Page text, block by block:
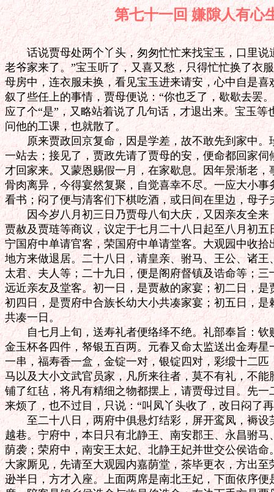
第七十一回 嫌隙人
话说贾母处两个丫头，匆匆忙忙来找宝玉，口里说
老爷家来了。”宝玉听了，又喜又愁，只得忙忙换了衣
母房中，连衣服未换，看见宝玉进来请安，心中自是
叙了些任上的事情，贾母便说：“你也乏了，歇歇去罢
应了个“是”，又略站着说了几句话，才退出来。宝玉等
问他的工课，也就散了。
原来贾政回京复命，因是学差，故不敢先到家中。
一站去；接见了，贾政先请了贾母的安，便命都回家
才回家来。又蒙恩赐假一月，在家歇息。因年景渐老
骨肉离异，今得宴然复聚，自觉喜幸不尽。一应大小
看书；闷了便与清客们下棋吃酒，或日间在里边，母子
因今岁八月初三日乃贾母八旬大庆，又因亲友全来
贾赦及贾琏等商议，议定于七月二十八日起至八月初
宁国府中单请官客，荣国府中单请堂客。大观园中收
地方来做退居。二十八日，请皇亲、驸马、王公、诸
太君、夫人等；二十九日，便是阁府督镇及诰命等；
远近亲友及堂客。初一日，是贾赦的家宴；初二日，
初四日，是贾府中合族长幼大小共凑家宴；初五日，
共凑一日。
自七月上旬，送寿礼者便络绎不绝。礼部奉旨：钦
金玉杯各四件，帑银五百两。元春又命太监送出金寿
一串，福寿香一盒，金锭一对，银锭四对，彩缎十二
马以及大小文武官员家，凡所来往者，莫不有礼，不
铺了红毡，将凡有精细之物都摆上，请贾母过目。先
来烦了，也不过目，只说：“叫凤丫头收了，改日闷了
至二十八日，两府中俱悬灯结彩，屏开鸾凤，褥设
越巷。宁府中，本日只有北静王、南安郡王、永昌驸
荫袭；荣府中，南安王太妃、北静王妃并世交公侯诰
大家厮见，先请至大观园内嘉荫堂，茶毕更衣，方出
逊半日，方才入座。上面两席是南北王妃，下面依序